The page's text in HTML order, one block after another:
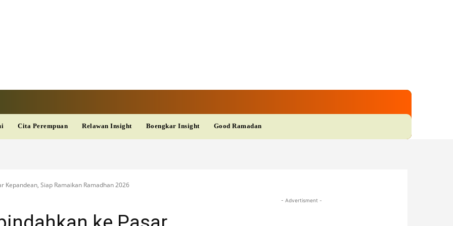
Cita Perempuan Relawan Insight Boengkar Insight Good Ramadan
Kepandean, Siap Ramaikan Ramadhan 2026
- Advertisment -